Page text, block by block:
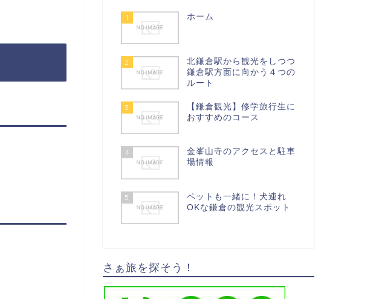
1 ホーム
2
北鎌倉駅から観光をしつつ
鎌倉駅方面に向かう４つの
ルート
3
【鎌倉観光】修学旅行生に
おすすめのコース
4
金峯山寺のアクセスと駐車
場情報
5
ペットも一緒に！犬連れ
OKな鎌倉の観光スポット
さぁ旅を探そう！